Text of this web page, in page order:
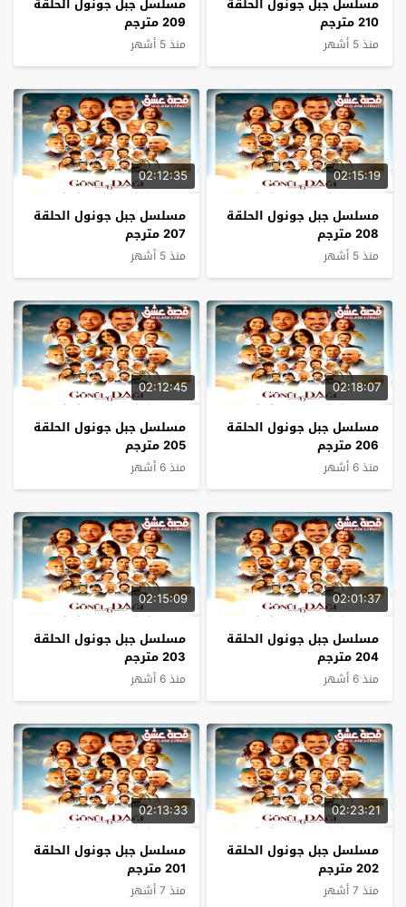
210 مترجم
منذ 5 أشهر
209 مترجم
منذ 5 أشهر
02:15:19
مسلسل جبل جونول الحلقة
208 مترجم
منذ 5 أشهر
02:12:35
مسلسل جبل جونول الحلقة
207 مترجم
منذ 5 أشهر
02:18:07
مسلسل جبل جونول الحلقة
206 مترجم
منذ 6 أشهر
02:12:45
مسلسل جبل جونول الحلقة
205 مترجم
منذ 6 أشهر
02:01:37
مسلسل جبل جونول الحلقة
204 مترجم
منذ 6 أشهر
02:15:09
مسلسل جبل جونول الحلقة
203 مترجم
منذ 6 أشهر
02:23:21
مسلسل جبل جونول الحلقة
202 مترجم
منذ 7 أشهر
02:13:33
مسلسل جبل جونول الحلقة
201 مترجم
منذ 7 أشهر